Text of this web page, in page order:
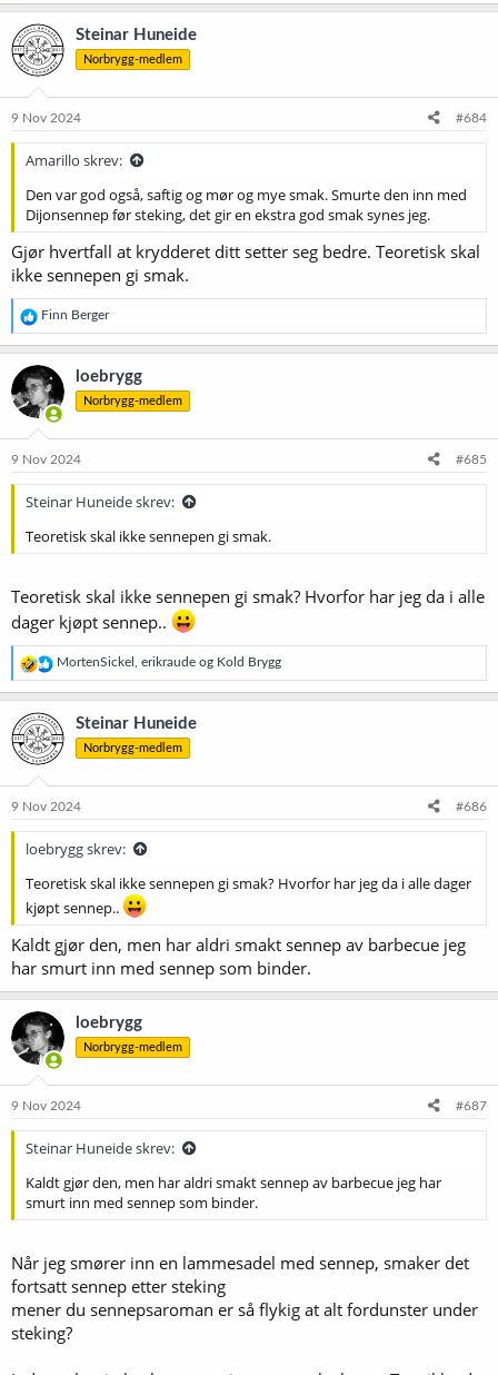
a
k
s
j
o
e
Steinar Huneide
Norbrygg-medlem
9 Nov 2024 #684
Amarillo skrev:
Den var god også, saftig og mør og mye smak. Smurte den inn med
Dijonsennep før steking, det gir en ekstra god smak synes jeg.
Gjør hvertfall at krydderet ditt setter seg bedre. Teoretisk skal
ikke sennepen gi smak.
R
e
a
k
s
j
o
e
Finn Berger
loebrygg
Norbrygg-medlem
9 Nov 2024 #685
Steinar Huneide skrev:
Teoretisk skal ikke sennepen gi smak.
Teoretisk skal ikke sennepen gi smak? Hvorfor har jeg da i alle
dager kjøpt sennep..
R
e
a
s
j
n
e
MortenSickel erikraude og Kold Brygg
Steinar Huneide
Norbrygg-medlem
9 Nov 2024 #686
loebrygg skrev:
Teoretisk skal ikke sennepen gi smak? Hvorfor har jeg da i alle dager
kjøpt sennep..
Kaldt gjør den, men har aldri smakt sennep av barbecue jeg
har smurt inn med sennep som binder.
loebrygg
Norbrygg-medlem
9 Nov 2024 #687
Steinar Huneide skrev:
Kaldt gjør den, men har aldri smakt sennep av barbecue jeg har
smurt inn med sennep som binder.
Når jeg smører inn en lammesadel med sennep, smaker det
fortsatt sennep etter steking
mener du sennepsaroman er så flykig at alt fordunster under
steking?